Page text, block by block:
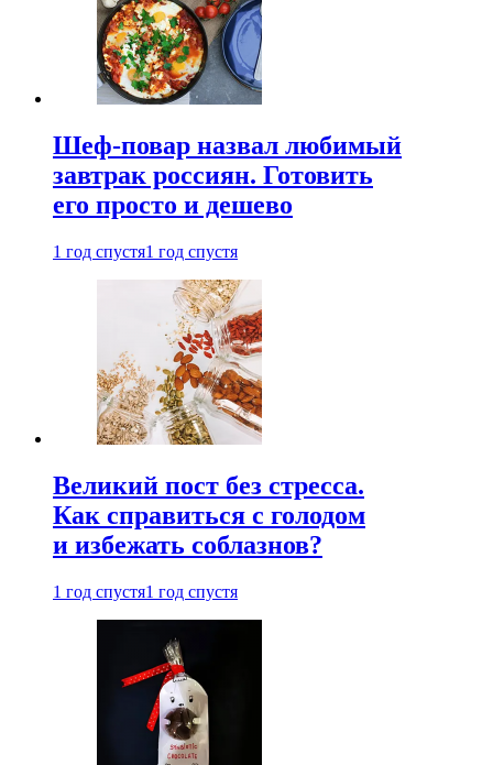
Шеф-повар назвал любимый
завтрак россиян. Готовить
его просто и дешево
1 год спустя1 год спустя
Великий пост без стресса.
Как справиться с голодом
и избежать соблазнов?
1 год спустя1 год спустя